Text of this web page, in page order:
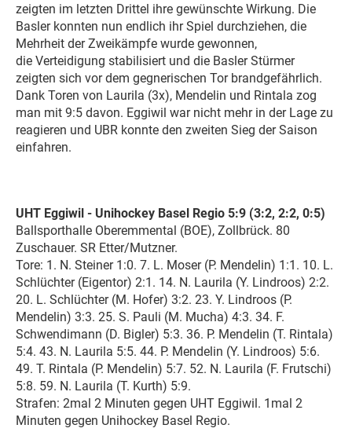
zeigten im letzten Drittel ihre gewünschte Wirkung. Die
Basler konnten nun endlich ihr Spiel durchziehen, die
Mehrheit der Zweikämpfe wurde gewonnen,
die Verteidigung stabilisiert und die Basler Stürmer
zeigten sich vor dem gegnerischen Tor brandgefährlich.
Dank Toren von Laurila (3x), Mendelin und Rintala zog
man mit 9:5 davon. Eggiwil war nicht mehr in der Lage zu
reagieren und UBR konnte den zweiten Sieg der Saison
einfahren.
UHT Eggiwil - Unihockey Basel Regio 5:9 (3:2, 2:2, 0:5)
Ballsporthalle Oberemmental (BOE), Zollbrück. 80
Zuschauer. SR Etter/Mutzner.
Tore: 1. N. Steiner 1:0. 7. L. Moser (P. Mendelin) 1:1. 10. L.
Schlüchter (Eigentor) 2:1. 14. N. Laurila (Y. Lindroos) 2:2.
20. L. Schlüchter (M. Hofer) 3:2. 23. Y. Lindroos (P.
Mendelin) 3:3. 25. S. Pauli (M. Mucha) 4:3. 34. F.
Schwendimann (D. Bigler) 5:3. 36. P. Mendelin (T. Rintala)
5:4. 43. N. Laurila 5:5. 44. P. Mendelin (Y. Lindroos) 5:6.
49. T. Rintala (P. Mendelin) 5:7. 52. N. Laurila (F. Frutschi)
5:8. 59. N. Laurila (T. Kurth) 5:9.
Strafen: 2mal 2 Minuten gegen UHT Eggiwil. 1mal 2
Minuten gegen Unihockey Basel Regio.